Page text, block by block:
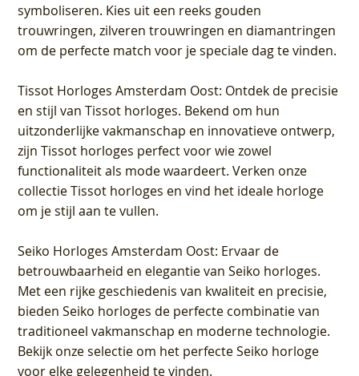
symboliseren. Kies uit een reeks gouden
trouwringen, zilveren trouwringen en diamantringen
om de perfecte match voor je speciale dag te vinden.
Tissot Horloges Amsterdam Oost: Ontdek de precisie
en stijl van Tissot horloges. Bekend om hun
uitzonderlijke vakmanschap en innovatieve ontwerp,
zijn Tissot horloges perfect voor wie zowel
functionaliteit als mode waardeert. Verken onze
collectie Tissot horloges en vind het ideale horloge
om je stijl aan te vullen.
Seiko Horloges Amsterdam Oost: Ervaar de
betrouwbaarheid en elegantie van Seiko horloges.
Met een rijke geschiedenis van kwaliteit en precisie,
bieden Seiko horloges de perfecte combinatie van
traditioneel vakmanschap en moderne technologie.
Bekijk onze selectie om het perfecte Seiko horloge
voor elke gelegenheid te vinden.